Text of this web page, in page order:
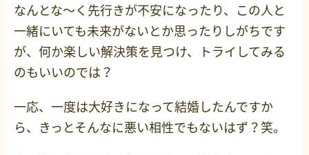
なんとな～く先行きが不安になったり、この人と
一緒にいても未来がないとか思ったりしがちです
が、何か楽しい解決策を見つけ、トライしてみる
のもいいのでは？
一応、一度は大好きになって結婚したんですか
ら、きっとそんなに悪い相性でもないはず？笑。